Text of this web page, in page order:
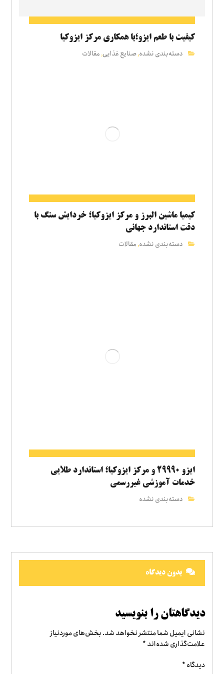
کیفیت با طعم ایزو؛با همکاری مرکز ایزوکیا
دسته‌بندی نشده,صنایع غذایی,مقالات
کیمیا ماشین البرز و مرکز ایزوکیا؛ خردایش سنگ با
دقت استاندارد جهانی
دسته‌بندی نشده,مقالات
ایزو ۲۹۹۹۰ و مرکز ایزوکیا؛ استاندارد طلایی
خدمات آموزشی غیررسمی
دسته‌بندی نشده
بدون دیدگاه
دیدگاهتان را بنویسید
نشانی ایمیل شما منتشر نخواهد شد.بخش‌های موردنیاز
علامت‌گذاری شده‌اند*
دیدگاه*